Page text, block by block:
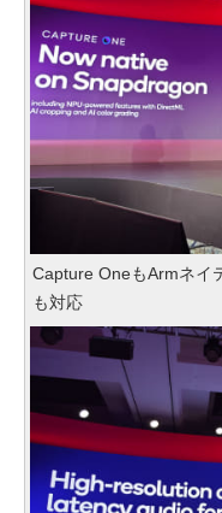
Capture OneもArmネイ
も対応